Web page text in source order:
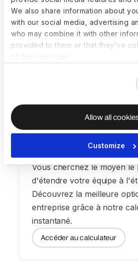
We also share information about
with our social media, advertising
who may combine it with other
provided to them or that they’ve
Allow all
Customize
Calculateur :
Vous cherchez le moyen le
d'étendre votre équipe à
Découvrez la meilleure
entreprise grâce à notre
instantané.
Accéder au calculateur